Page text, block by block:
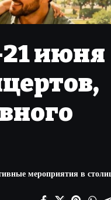
июня
мероприятия в